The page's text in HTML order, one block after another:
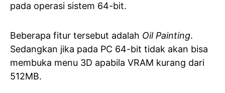
pada operasi sistem 64-bit.
Beberapa fitur tersebut adalah Oil Painting.
Sedangkan jika pada PC 64-bit tidak akan bisa
membuka menu 3D apabila VRAM kurang dari
512MB.